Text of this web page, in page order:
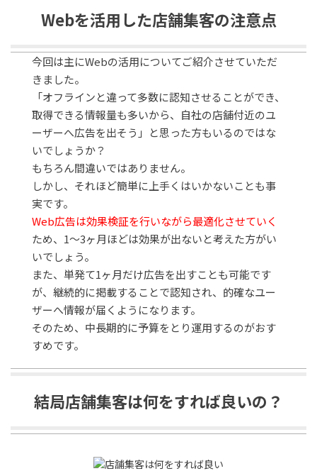
Webを活用した店舗集客の注意点
今回は主にWebの活用についてご紹介させていただ
きました。
「オフラインと違って多数に認知させることができ、
取得できる情報量も多いから、自社の店舗付近のユ
ーザーへ広告を出そう」と思った方もいるのではな
いでしょうか？
もちろん間違いではありません。
しかし、それほど簡単に上手くはいかないことも事
実です。
Web広告は効果検証を行いながら最適化させていく
ため、1～3ヶ月ほどは効果が出ないと考えた方がい
いでしょう。
また、単発て1ヶ月だけ広告を出すことも可能です
が、継続的に掲載することで認知され、的確なユー
ザーへ情報が届くようになります。
そのため、中長期的に予算をとり運用するのがおす
すめです。
結局店舗集客は何をすれば良いの？